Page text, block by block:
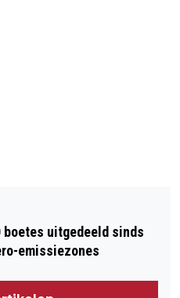
FERGUSON
STEMFIE, DIT
VOOR WOORD
boetes uitgedeeld sinds
emissiezones